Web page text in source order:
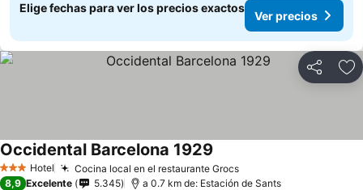
Elige fechas para ver los precios exactos
Ver precios
Compartir
3 Estrellas
Hotel Cocina local en el restaurante Grocs
Occidental Barcelona 1929
8,9 Excelente 5.345 a 0.7 km de: Estación de Sants